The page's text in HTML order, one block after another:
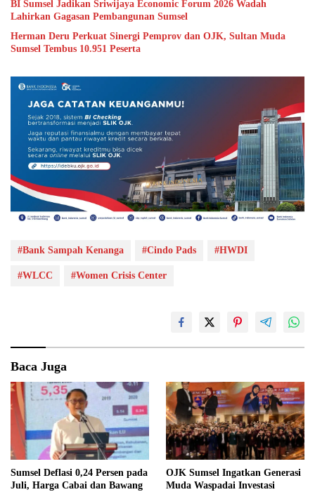
BI Sumsel Jadikan Sriwijaya Economic Forum 2026 Wadah
Lahirkan Gagasan Pembangunan Sumsel
Herman Deru Perkuat Sinergi Pemprov dan OJK, Sultan Muda
Sumsel Tembus 10.951 Peserta
#Bank Sampah Kenanga #Cindo Pads #HWDI
#WLCC #Women Crisis Center
Baca Juga
Sumsel Deflasi 0,24 Persen pada
Juli, Harga Cabai dan Bawang
OJK Sumsel Ingatkan Generasi
Muda Waspadai Investasi